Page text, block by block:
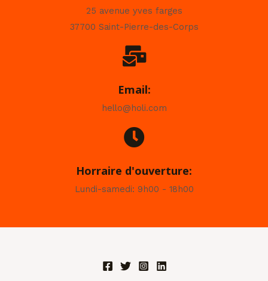
25 avenue yves farges
37700 Saint-Pierre-des-Corps
Email:
hello@holi.com
Horraire d'ouverture:
Lundi-samedi: 9h00 - 18h00